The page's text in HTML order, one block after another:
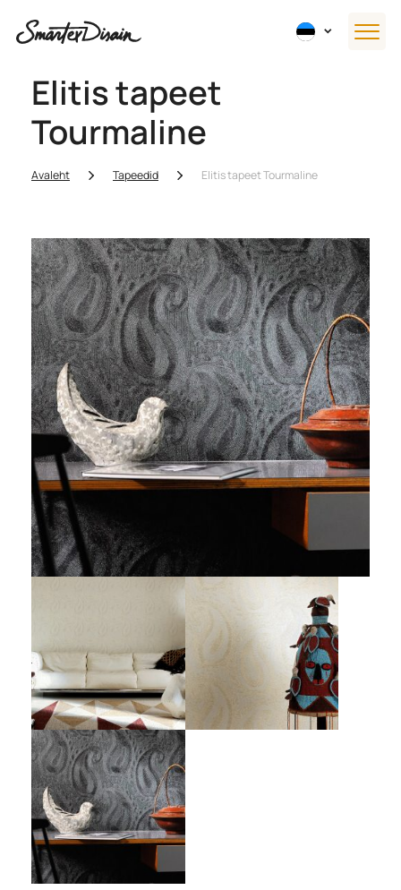
Elitis tapeet
Tourmaline
Avaleht Tapeedid Elitis tapeet Tourmaline